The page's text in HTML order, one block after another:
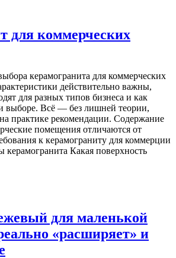
для коммерческих
керамогранита для коммерческих
действительно важны,
для разных типов бизнеса и как
выборе. Всё — без лишней теории,
практике рекомендации. Содержание
помещения отличаются от
к керамограниту для коммерции
Какая поверхность
для маленькой
«расширяет» и